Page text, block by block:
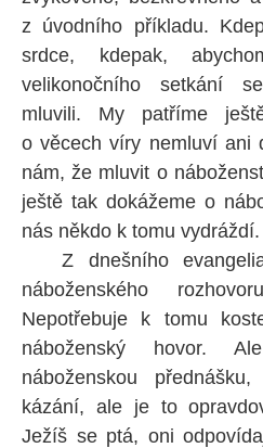
z úvodního příkladu.
srdce, kdepak,
velikonočního setkání
mluvili. My patříme
o věcech víry nemluví ani
nám, že mluvit o
ještě tak dokážeme o
nás někdo k tomu
Z dnešního
náboženského
Nepotřebuje k tomu
náboženský hovor.
náboženskou
kázání, ale je to
Ježíš se ptá, oni